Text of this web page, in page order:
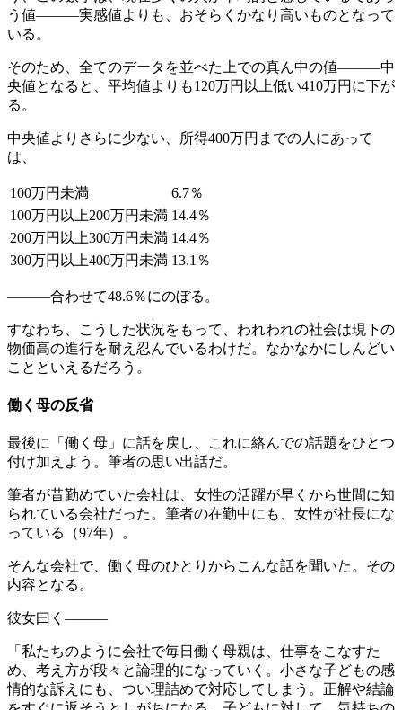
う値―――実感値よりも、おそらくかなり高いものとなって
いる。
そのため、全てのデータを並べた上での真ん中の値―――中
央値となると、平均値よりも120万円以上低い410万円に下が
る。
中央値よりさらに少ない、所得400万円までの人にあって
は、
100万円未満
6.7％
100万円以上200万円未満 14.4％
200万円以上300万円未満 14.4％
300万円以上400万円未満 13.1％
―――合わせて48.6％にのぼる。
すなわち、こうした状況をもって、われわれの社会は現下の
物価高の進行を耐え忍んでいるわけだ。なかなかにしんどい
ことといえるだろう。
働く母の反省
最後に「働く母」に話を戻し、これに絡んでの話題をひとつ
付け加えよう。筆者の思い出話だ。
筆者が昔勤めていた会社は、女性の活躍が早くから世間に知
られている会社だった。筆者の在勤中にも、女性が社長にな
っている（97年）。
そんな会社で、働く母のひとりからこんな話を聞いた。その
内容となる。
彼女曰く―――
「私たちのように会社で毎日働く母親は、仕事をこなすた
め、考え方が段々と論理的になっていく。小さな子どもの感
情的な訴えにも、つい理詰めで対応してしまう。正解や結論